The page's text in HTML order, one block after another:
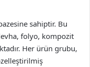
sahiptir. Bu
folyo, kompozit
Her ürün grubu,